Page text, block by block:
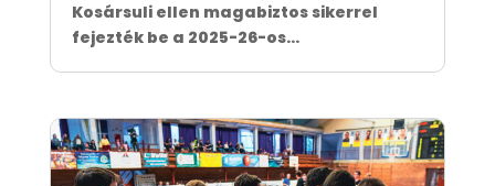
Kosársuli ellen magabiztos sikerrel
fejezték be a 2025-26-os...